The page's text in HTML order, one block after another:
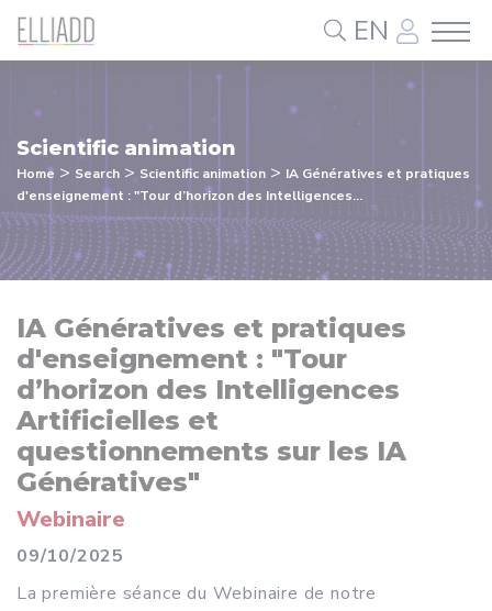
EN
Scientific animation
Home > Search > Scientific animation > IA Génératives et pratiques
d'enseignement : "Tour d’horizon des Intelligences...
IA Génératives et pratiques
d'enseignement : "Tour
d’horizon des Intelligences
Artificielles et
questionnements sur les IA
Génératives"
Webinaire
09/10/2025
La première séance du Webinaire de notre
Cookies management panel